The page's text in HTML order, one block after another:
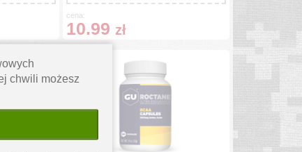
cena:
10.99 zł
chwili możesz